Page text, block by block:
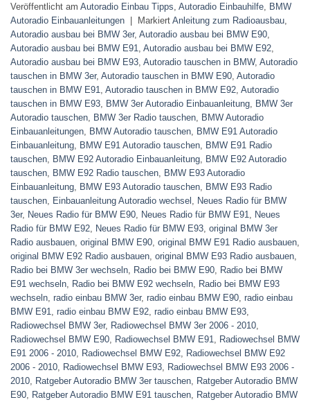
Veröffentlicht am Autoradio Einbau Tipps Autoradio Einbauhilfe
BMW
Autoradio Einbauanleitungen
Markiert Anleitung zum Radioausbau
Autoradio ausbau bei BMW 3er, Autoradio ausbau bei BMW E90
Autoradio ausbau bei BMW E91
Autoradio ausbau bei BMW E92
Autoradio ausbau bei BMW E93 Autoradio tauschen in BMW, Autoradio
tauschen in BMW 3er, Autoradio tauschen in BMW E90 Autoradio
tauschen in BMW E91
Autoradio tauschen in BMW E92 Autoradio
tauschen in BMW E93
BMW 3er Autoradio Einbauanleitung
BMW 3er
Autoradio tauschen
BMW 3er Radio tauschen
BMW Autoradio
Einbauanleitungen
BMW Autoradio tauschen
BMW E91 Autoradio
Einbauanleitung
BMW E91 Autoradio tauschen
BMW E91 Radio
tauschen
BMW E92 Autoradio Einbauanleitung
BMW E92 Autoradio
tauschen
BMW E92 Radio tauschen
BMW E93 Autoradio
Einbauanleitung
BMW E93 Autoradio tauschen
BMW E93 Radio
tauschen
Einbauanleitung Autoradio wechsel
Neues Radio für BMW
3er, Neues Radio für BMW E90 Neues Radio für BMW E91
Neues
Radio für BMW E92
Neues Radio für BMW E93 original BMW 3er
Radio ausbauen original BMW E90 original BMW E91 Radio ausbauen
original BMW E92 Radio ausbauen original BMW E93 Radio ausbauen
Radio bei BMW 3er wechseln
Radio bei BMW E90
Radio bei BMW
E91 wechseln
Radio bei BMW E92 wechseln
Radio bei BMW E93
wechseln radio einbau BMW 3er, radio einbau BMW E90 radio einbau
BMW E91
radio einbau BMW E92 radio einbau BMW E93
Radiowechsel BMW 3er, Radiowechsel BMW 3er 2006 - 2010
Radiowechsel BMW E90
Radiowechsel BMW E91
Radiowechsel BMW
E91 2006 - 2010
Radiowechsel BMW E92
Radiowechsel BMW E92
2006 - 2010
Radiowechsel BMW E93
Radiowechsel BMW E93 2006 -
2010
Ratgeber Autoradio BMW 3er tauschen
Ratgeber Autoradio BMW
E90
Ratgeber Autoradio BMW E91 tauschen
Ratgeber Autoradio BMW